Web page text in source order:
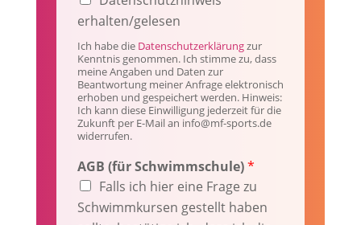
ä
n
n
i
s
A
G
B
erhalten/gelesen
Ich habe die Datenschutzerklärungzur
Kenntnis genommen. Ich stimme zu, dass
meine Angaben und Daten zur
Beantwortung meiner Anfrage elektronisch
erhoben und gespeichert werden. Hinweis:
Ich kann diese Einwilligung jederzeit für die
Zukunft per E-Mail an info@mf-sports.de
widerrufen.
AGB (für Schwimmschule)*
Falls ich hier eine Frage zu
Schwimmkursen gestellt haben